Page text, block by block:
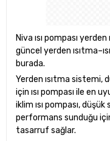
Niva ısı pompası
güncel yerden
burada.
Yerden ısıtma sistemi,
için ısı pompası ile en
iklim ısı pompası, düşük
performans sunduğu
tasarruf sağlar.